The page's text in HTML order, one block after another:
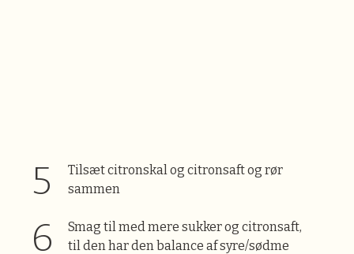
Tilsæt citronskal og citronsaft og rør
sammen
Smag til med mere sukker og citronsaft,
til den har den balance af syre/sødme